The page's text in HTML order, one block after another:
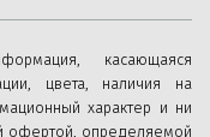
касающаяся
цвета, наличия на
характер и ни
офертой, определяемой